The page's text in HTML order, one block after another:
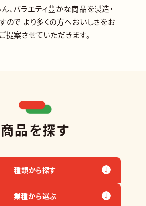
、バラエティ豊かな商品を製造・
ので より多くの方へおいしさをお
提案させていただきます。
商品を探す
種類から探す
業種から選ぶ